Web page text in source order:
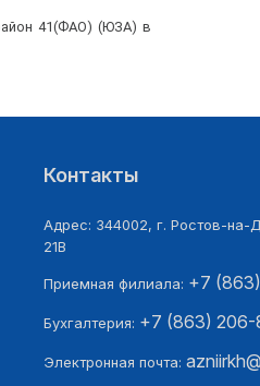
41(ФАО) (ЮЗА) в
Контакты
Адрес: 344002, г. Ростов-на-
21В
Приемная филиала: +7
Бухгалтерия: +7 (863) 206-
Электронная почта: